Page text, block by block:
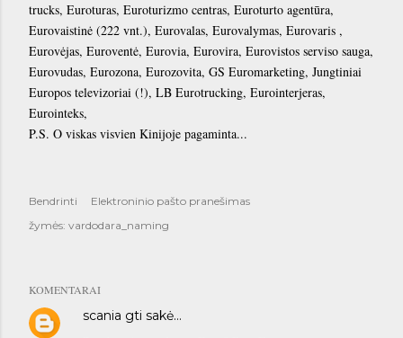
trucks, Euroturas, Euroturizmo centras, Euroturto agentūra,
Eurovaistinė (222 vnt.), Eurovalas, Eurovalymas, Eurovaris ,
Eurovėjas, Euroventė, Eurovia, Eurovira, Eurovistos serviso sauga,
Eurovudas, Eurozona, Eurozovita, GS Euromarketing, Jungtiniai
Europos televizoriai (!), LB Eurotrucking, Eurointerjeras,
Eurointeks,
P.S. O viskas visvien Kinijoje pagaminta...
Bendrinti
Elektroninio pašto pranešimas
žymės: vardodara_naming
KOMENTARAI
scania gti sakė…